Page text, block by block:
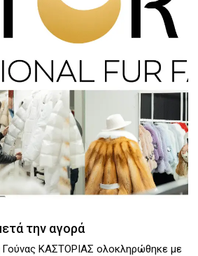
την αγορά
Γούνας ΚΑΣΤΟΡΙΑΣ ολοκληρώθηκε με